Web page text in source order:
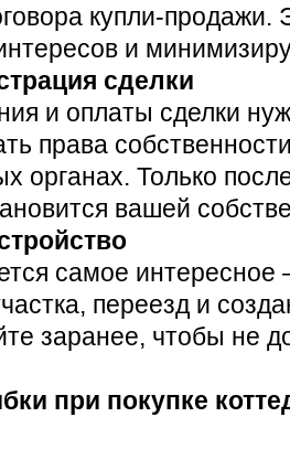
купли-продажи.
и
сделки
и оплаты сделки
права
органах. Только
вашей
самое интересное
переезд и
заранее, чтобы не
при покупке